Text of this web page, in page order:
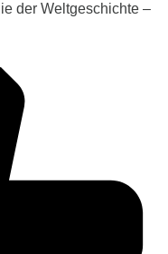
der Weltgeschichte –